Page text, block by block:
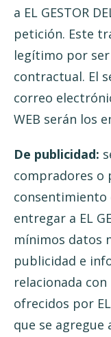
a EL GESTOR
petición. Este
legítimo por
contractual. El
correo
WEB serán los
De publicidad:
compradores o
consentimiento
entregar a EL
mínimos datos
publicidad e
relacionada
ofrecidos por EL
que se